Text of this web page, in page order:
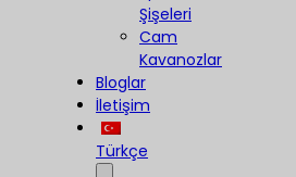
Şişeleri
Cam
Kavanozlar
Bloglar
İletişim
Türkçe